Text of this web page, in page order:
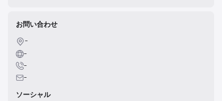
お問い合わせ
-
-
-
-
ソーシャル